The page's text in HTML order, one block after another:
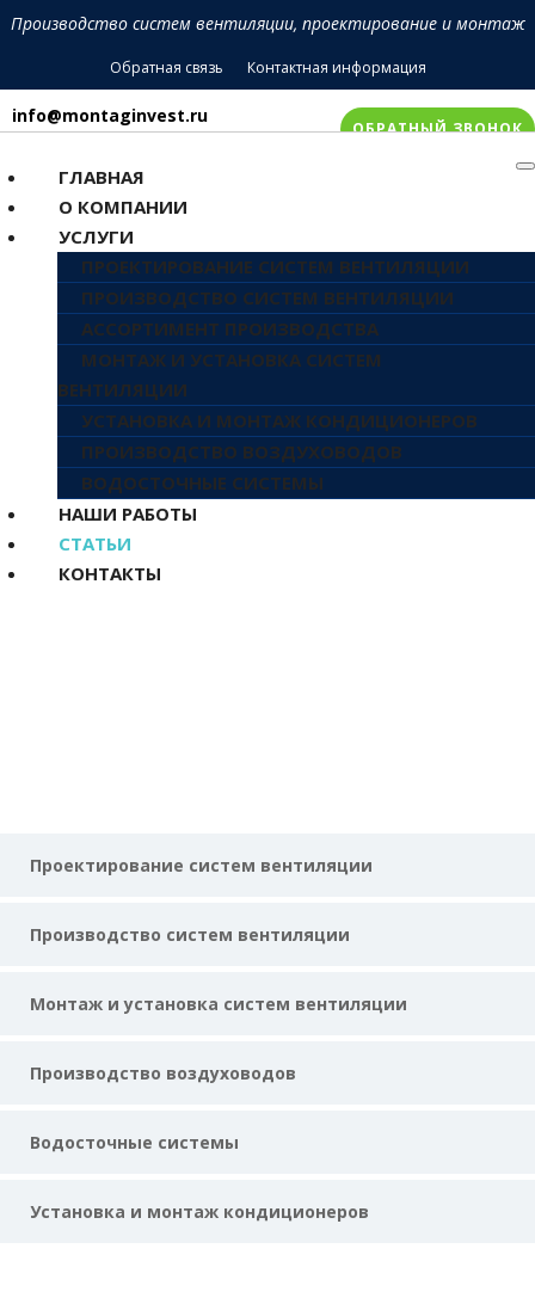
Производство систем вентиляции, проектирование и монтаж
Обратная связь Контактная информация
info@montaginvest.ru
ОБРАТНЫЙ ЗВОНОК
ГЛАВНАЯ
О КОМПАНИИ
УСЛУГИ
ПРОЕКТИРОВАНИЕ СИСТЕМ ВЕНТИЛЯЦИИ
ПРОИЗВОДСТВО СИСТЕМ ВЕНТИЛЯЦИИ
АССОРТИМЕНТ ПРОИЗВОДСТВА
МОНТАЖ И УСТАНОВКА СИСТЕМ
ВЕНТИЛЯЦИИ
УСТАНОВКА И МОНТАЖ КОНДИЦИОНЕРОВ
ПРОИЗВОДСТВО ВОЗДУХОВОДОВ
ВОДОСТОЧНЫЕ СИСТЕМЫ
НАШИ РАБОТЫ
СТАТЬИ
КОНТАКТЫ
Проектирование вентиляции из стали
Проектирование систем вентиляции
Производство систем вентиляции
Монтаж и установка систем вентиляции
Производство воздуховодов
Водосточные системы
Установка и монтаж кондиционеров